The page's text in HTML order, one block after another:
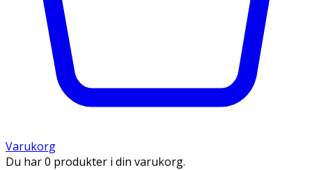
Varukorg
Du har 0 produkter i din varukorg.